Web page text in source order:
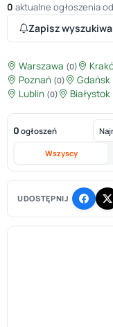
0 aktualne ogłoszenia
Zapisz
Warszawa (0)
Poznań (0) Gdańsk
Lublin (0) Białystok
0 ogłoszeń
Wszyscy
UDOSTĘPNIJ